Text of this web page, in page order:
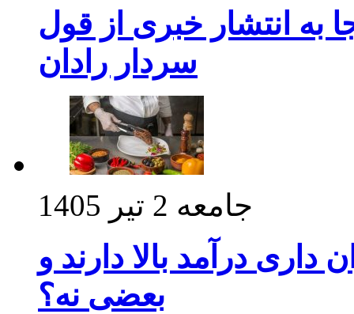
به انتشار خبری از قول
سردار رادان
جامعه 2 تیر 1405
درآمد بالا دارند و
بعضی نه؟